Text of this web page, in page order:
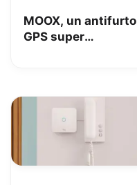
MOOX, un antifurto
GPS super
solo: la nostra